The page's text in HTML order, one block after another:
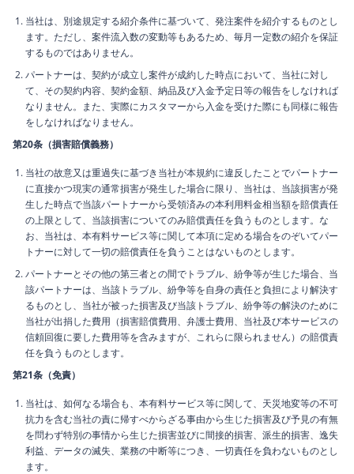
当社は、別途規定する紹介条件に基づいて、発注案件を紹介するものとし
ます。ただし、案件流入数の変動等もあるため、毎月一定数の紹介を保証
するものではありません。
パートナーは、契約が成立し案件が成約した時点において、当社に対し
て、その契約内容、契約金額、納品及び入金予定日等の報告をしなければ
なりません。また、実際にカスタマーから入金を受けた際にも同様に報告
をしなければなりません。
第20条（損害賠償義務）
当社の故意又は重過失に基づき当社が本規約に違反したことでパートナー
に直接かつ現実の通常損害が発生した場合に限り、当社は、当該損害が発
生した時点で当該パートナーから受領済みの本利用料金相当額を賠償責任
の上限として、当該損害についてのみ賠償責任を負うものとします。な
お、当社は、本有料サービス等に関して本項に定める場合をのぞいてパー
トナーに対して一切の賠償責任を負うことはないものとします。
パートナーとその他の第三者との間でトラブル、紛争等が生じた場合、当
該パートナーは、当該トラブル、紛争等を自身の責任と負担により解決す
るものとし、当社が被った損害及び当該トラブル、紛争等の解決のために
当社が出捐した費用（損害賠償費用、弁護士費用、当社及び本サービスの
信頼回復に要した費用等を含みますが、これらに限られません）の賠償責
任を負うものとします。
第21条（免責）
当社は、如何なる場合も、本有料サービス等に関して、天災地変等の不可
抗力を含む当社の責に帰すべからざる事由から生じた損害及び予見の有無
を問わず特別の事情から生じた損害並びに間接的損害、派生的損害、逸失
利益、データの滅失、業務の中断等につき、一切責任を負わないものとし
ます。